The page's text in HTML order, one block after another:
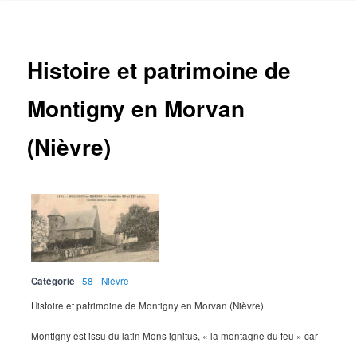
Histoire et patrimoine de
Montigny en Morvan
(Nièvre)
Catégorie
58 - Nièvre
Histoire et patrimoine de Montigny en Morvan (Nièvre)
Montigny est issu du latin Mons ignitus, « la montagne du feu » car